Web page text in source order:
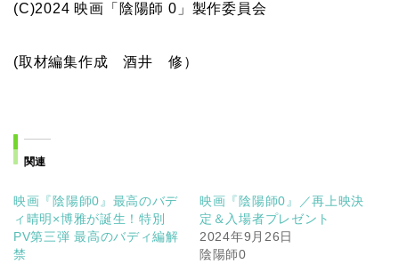
(C)2024 映画「陰陽師 0」製作委員会
(取材編集作成 酒井 修）
関連
映画『陰陽師0』最高のバデ
ィ晴明×博雅が誕生！特別
PV第三弾 最高のバディ編解
禁
映画『陰陽師0』／再上映決
定＆入場者プレゼント
2024年9月26日
陰陽師0